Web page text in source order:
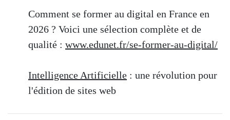
Comment se former au digital en France en
2026 ? Voici une sélection complète et de
qualité : www.edunet.fr/se-former-au-digital/
Intelligence Artificielle : une révolution pour
l'édition de sites web